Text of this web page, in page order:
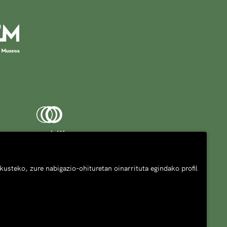
zure nabigazio-ohituretan oinarrituta egindako profil